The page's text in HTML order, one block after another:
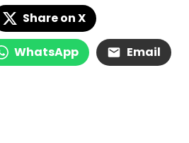
Share on X
WhatsApp Email